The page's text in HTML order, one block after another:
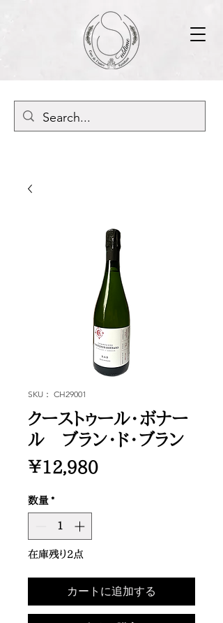
SKU： CH29001
クーストゥール・ボナー
ル ブラン・ド・ブラン
￥12,980価
数量 *
在庫残り2点
カートに追加する